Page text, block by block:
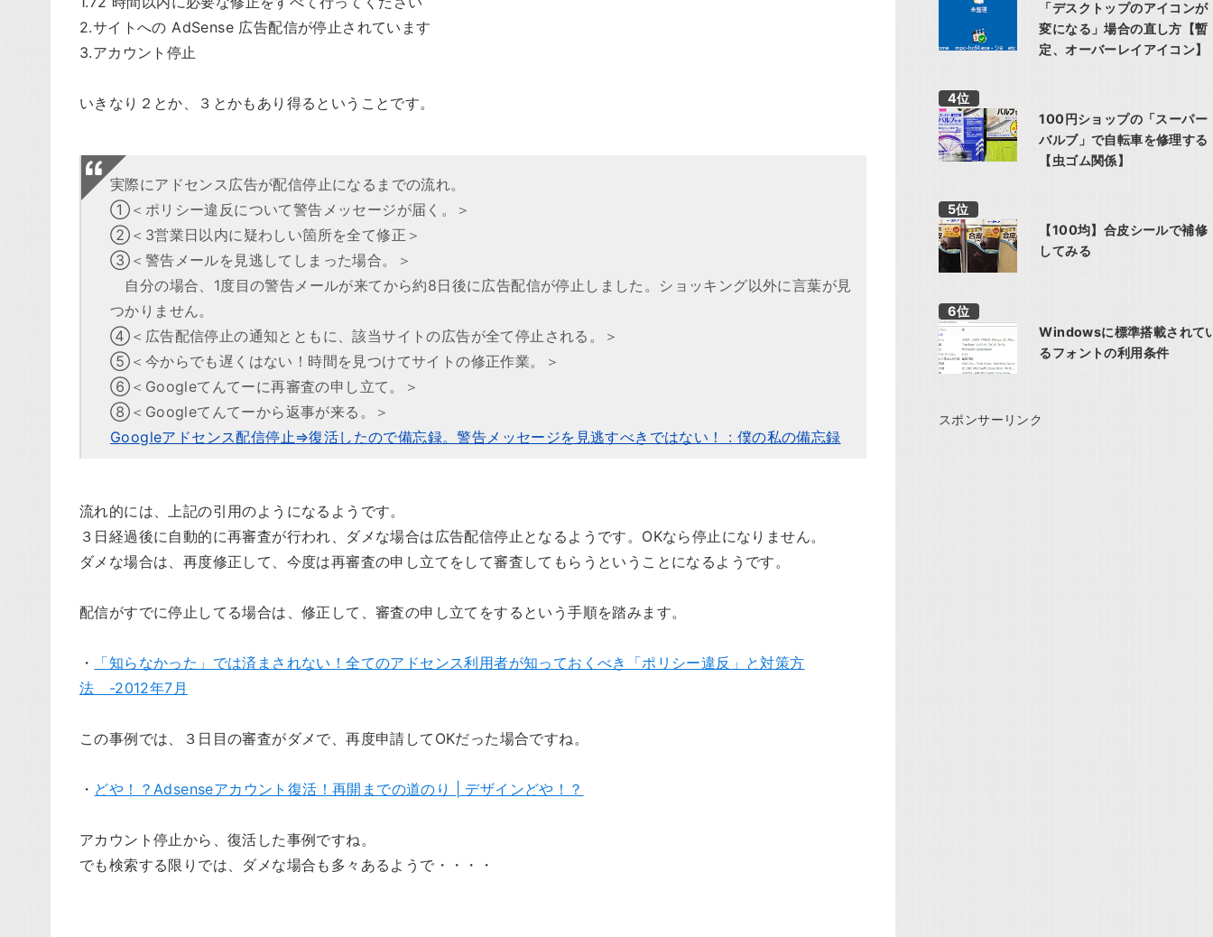
2.サイトへの AdSense 広告配信が停止されています
3.アカウント停止
いきなり２とか、３とかもあり得るということです。
実際にアドセンス広告が配信停止になるまでの流れ。
①＜ポリシー違反について警告メッセージが届く。＞
②＜3営業日以内に疑わしい箇所を全て修正＞
③＜警告メールを見逃してしまった場合。＞
自分の場合、1度目の警告メールが来てから約8日後に広告配信が停止しました。ショッキング以外に言葉が見
つかりません。
④＜広告配信停止の通知とともに、該当サイトの広告が全て停止される。＞
⑤＜今からでも遅くはない！時間を見つけてサイトの修正作業。＞
⑥＜Googleてんてーに再審査の申し立て。＞
⑧＜Googleてんてーから返事が来る。＞
Googleアドセンス配信停止⇒復活したので備忘録。警告メッセージを見逃すべきではない！ : 僕の私の備忘録
流れ的には、上記の引用のようになるようです。
３日経過後に自動的に再審査が行われ、ダメな場合は広告配信停止となるようです。OKなら停止になりません。
ダメな場合は、再度修正して、今度は再審査の申し立てをして審査してもらうということになるようです。
配信がすでに停止してる場合は、修正して、審査の申し立てをするという手順を踏みます。
・
「知らなかった」では済まされない！全てのアドセンス利用者が知っておくべき「ポリシー違反」と対策方
法 -2012年7月
この事例では、３日目の審査がダメで、再度申請してOKだった場合ですね。
・ どや！？Adsenseアカウント復活！再開までの道のり | デザインどや！？
アカウント停止から、復活した事例ですね。
でも検索する限りでは、ダメな場合も多々あるようで・・・・
「デスクトップのアイコンが
変になる」場合の直し方【暫
定、オーバーレイアイコン】
100円ショップの「スーパー
バルブ」で自転車を修理する
【虫ゴム関係】
【100均】合皮シールで補修
してみる
Windowsに標準搭載されて
るフォントの利用条件
スポンサーリンク